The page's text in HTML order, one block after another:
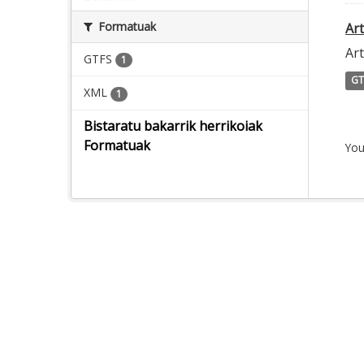
Formatuak
GTFS 1
XML 1
Bistaratu bakarrik herrikoiak
Formatuak